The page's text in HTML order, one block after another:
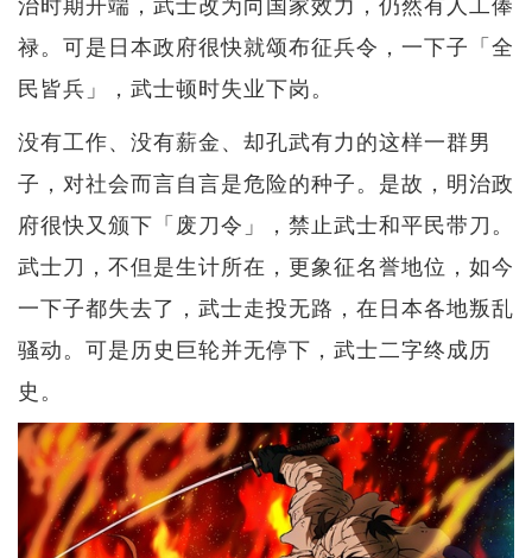
禄。可是日本政府很快就颂布征兵令，一下子「全
民皆兵」，武士顿时失业下岗。
没有工作、没有薪金、却孔武有力的这样一群男
子，对社会而言自言是危险的种子。是故，明治政
府很快又颁下「废刀令」，禁止武士和平民带刀。
武士刀，不但是生计所在，更象征名誉地位，如今
一下子都失去了，武士走投无路，在日本各地叛乱
骚动。可是历史巨轮并无停下，武士二字终成历
史。